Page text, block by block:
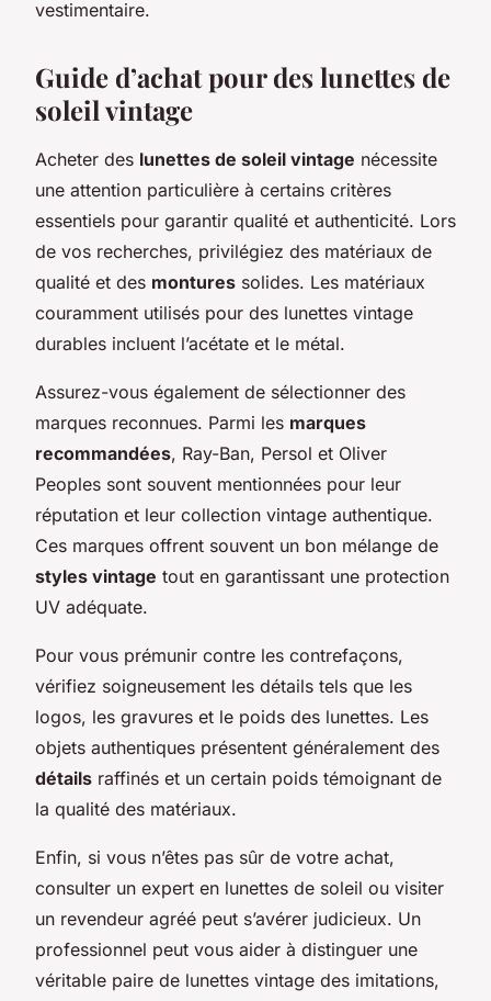
vestimentaire.
Guide d’achat pour des lunettes de
soleil vintage
Acheter des lunettes de soleil vintage nécessite
une attention particulière à certains critères
essentiels pour garantir qualité et authenticité. Lors
de vos recherches, privilégiez des matériaux de
qualité et des montures solides. Les matériaux
couramment utilisés pour des lunettes vintage
durables incluent l’acétate et le métal.
Assurez-vous également de sélectionner des
marques reconnues. Parmi les marques
recommandées, Ray-Ban, Persol et Oliver
Peoples sont souvent mentionnées pour leur
réputation et leur collection vintage authentique.
Ces marques offrent souvent un bon mélange de
styles vintage tout en garantissant une protection
UV adéquate.
Pour vous prémunir contre les contrefaçons,
vérifiez soigneusement les détails tels que les
logos, les gravures et le poids des lunettes. Les
objets authentiques présentent généralement des
détails raffinés et un certain poids témoignant de
la qualité des matériaux.
Enfin, si vous n’êtes pas sûr de votre achat,
consulter un expert en lunettes de soleil ou visiter
un revendeur agréé peut s’avérer judicieux. Un
professionnel peut vous aider à distinguer une
véritable paire de lunettes vintage des imitations,